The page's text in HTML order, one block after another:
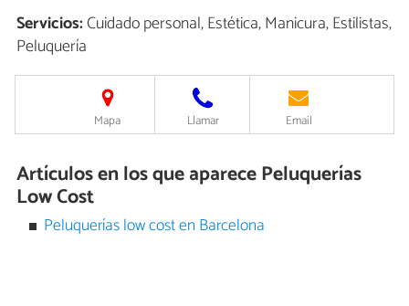
Servicios:Cuidado personal, Estética, Manicura, Estilistas,
Peluquería
Mapa Llamar Email
Artículos en los que aparece Peluquerías
Low Cost
Peluquerías low cost en Barcelona